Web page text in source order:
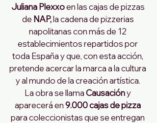
Juliana Plexxo en las cajas de pizzas
de NAP, la cadena de pizzerias
napolitanas con más de 12
establecimientos repartidos por
toda España y que, con esta acción,
pretende acercar la marca a la cultura
y al mundo de la creación artística.
La obra se llama Causación y
aparecerá en 9.000 cajas de pizza
para coleccionistas que se entregan